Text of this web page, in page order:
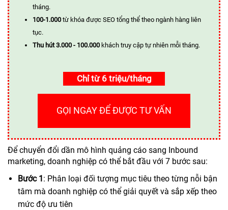
tháng.
100-1.000 từ khóa được SEO tổng thể theo ngành hàng liên
tục.
Thu hút 3.000 - 100.000 khách truy cập tự nhiên mỗi tháng.
Chỉ từ 6 triệu/tháng
GỌI NGAY ĐỂ ĐƯỢC TƯ VẤN
Để chuyển đổi dần mô hình quảng cáo sang Inbound
marketing, doanh nghiệp có thể bắt đầu với 7 bước sau:
Bước 1 : Phân loại đối tượng mục tiêu theo từng nỗi bận
tâm mà doanh nghiệp có thể giải quyết và sắp xếp theo
mức độ ưu tiên